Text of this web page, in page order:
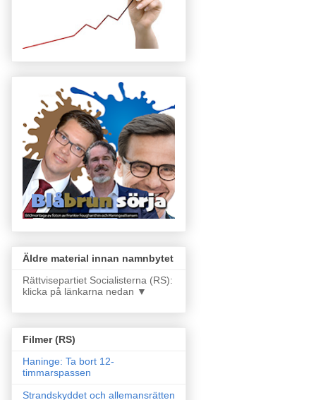
Äldre material innan namnbytet
Rättvisepartiet Socialisterna (RS):
klicka på länkarna nedan ▼
Filmer (RS)
Haninge: Ta bort 12-
timmarspassen
Strandskyddet och allemansrätten